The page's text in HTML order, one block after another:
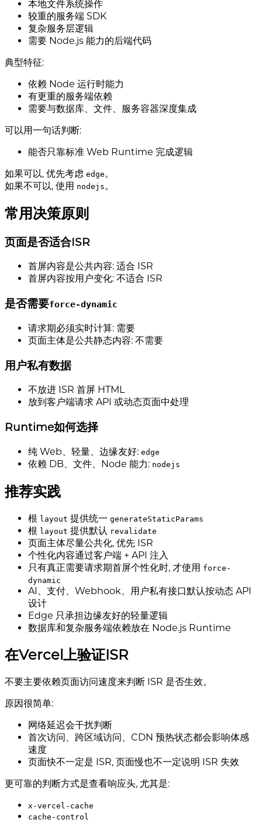
本地文件系统操作
较重的服务端 SDK
复杂服务层逻辑
需要 Node.js 能力的后端代码
典型特征:
依赖 Node 运行时能力
有更重的服务端依赖
需要与数据库、文件、服务容器深度集成
可以用一句话判断:
能否只靠标准 Web Runtime 完成逻辑
如果可以, 优先考虑 edge。
如果不可以, 使用 nodejs。
常用决策原则
页面是否适合ISR
首屏内容是公共内容: 适合 ISR
首屏内容按用户变化: 不适合 ISR
是否需要force-dynamic
请求期必须实时计算: 需要
页面主体是公共静态内容: 不需要
用户私有数据
不放进 ISR 首屏 HTML
放到客户端请求 API 或动态页面中处理
Runtime如何选择
纯 Web、轻量、边缘友好: edge
依赖 DB、文件、Node 能力: nodejs
推荐实践
根 layout 提供统一 generateStaticParams
根 layout 提供默认 revalidate
页面主体尽量公共化, 优先 ISR
个性化内容通过客户端 + API 注入
只有真正需要请求期首屏个性化时, 才使用 force-
dynamic
AI、支付、Webhook、用户私有接口默认按动态 API
设计
Edge 只承担边缘友好的轻量逻辑
数据库和复杂服务端依赖放在 Node.js Runtime
在Vercel上验证ISR
不要主要依赖页面访问速度来判断 ISR 是否生效。
原因很简单:
网络延迟会干扰判断
首次访问、跨区域访问、CDN 预热状态都会影响体感
速度
页面快不一定是 ISR, 页面慢也不一定说明 ISR 失效
更可靠的判断方式是查看响应头, 尤其是:
x-vercel-cache
cache-control